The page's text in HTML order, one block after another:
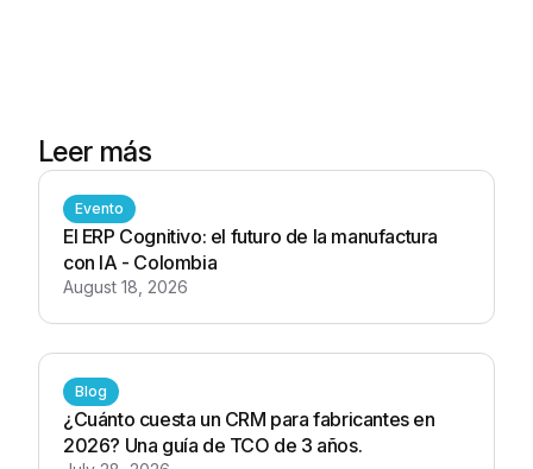
Leer más
Evento
El ERP Cognitivo: el futuro de la manufactura
con IA - Colombia
August 18, 2026
Blog
¿Cuánto cuesta un CRM para fabricantes en
2026? Una guía de TCO de 3 años.